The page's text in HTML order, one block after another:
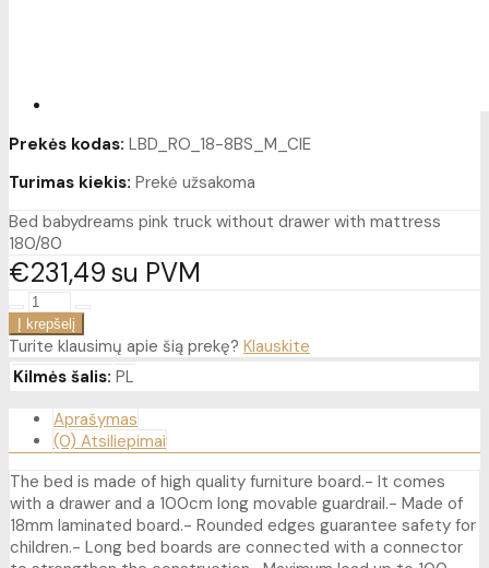
Prekės kodas: LBD_RO_18-8BS_M_CIE
Turimas kiekis: Prekė užsakoma
Bed babydreams pink truck without drawer with mattress
180/80
€231 49su PVM
Turite klausimų apie šią prekę? Klauskite
Kilmės šalis: PL
Aprašymas
(0) Atsiliepimai
The bed is made of high quality furniture board.- It comes
with a drawer and a 100cm long movable guardrail.- Made of
18mm laminated board.- Rounded edges guarantee safety for
children.- Long bed boards are connected with a connector